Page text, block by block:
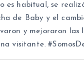
es habitual, se
de Baby y el
y mejoraron las
visitante.